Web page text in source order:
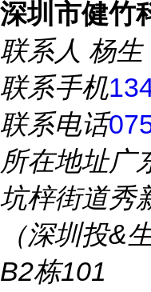
深圳市健竹
联系人 杨生
联系手机
联系电话
所在地址广
坑梓街道秀
（深圳投&
B2栋101